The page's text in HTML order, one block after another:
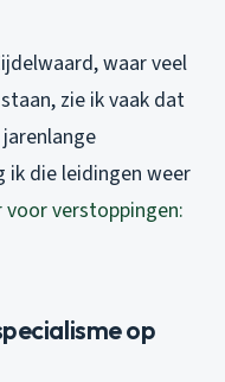
waar veel
zie ik vaak dat
die leidingen weer
voor verstoppingen:
op